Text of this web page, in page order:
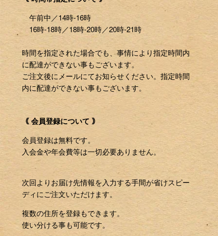
午前中／14時-16時
16時-18時／18時-20時／20時-21時
時間を指定された場合でも、事情により指定時間内
に配達ができない事もございます。
ご注文後にメールにてお知らせください。指定時間
内に配達ができない事もございます。
｟ 会員登録について ｠
会員登録は無料です。
入会金や年会費等は一切必要ありません。
次回よりお届け先情報を入力する手間が省けスピー
ディにご注文いただけます。
複数の住所を登録もできます。
使い分ける事も可能です。